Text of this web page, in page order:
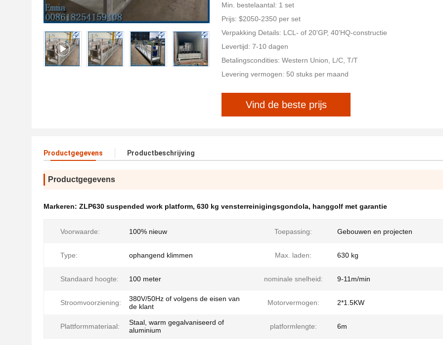
Min. bestelaantal: 1 set
Prijs: $2050-2350 per set
Verpakking Details: LCL- of 20'GP, 40'HQ-constructie
Levertijd: 7-10 dagen
Betalingscondities: Western Union, L/C, T/T
Levering vermogen: 50 stuks per maand
Vind de beste prijs
Productgegevens Productbeschrijving
Productgegevens
Markeren: ZLP630 suspended work platform, 630 kg vensterreinigingsgondola, hanggolf met garantie
Voorwaarde: 100% nieuw Toepassing: Gebouwen en projecten
Type: ophangend klimmen Max. laden: 630 kg
Standaard hoogte: 100 meter nominale snelheid: 9-11m/min
Stroomvoorziening:
380V/50Hz of volgens de eisen van
de klant
Motorvermogen: 2*1.5KW
Plattformmateriaal:
Staal, warm gegalvaniseerd of
aluminium
platformlengte: 6m